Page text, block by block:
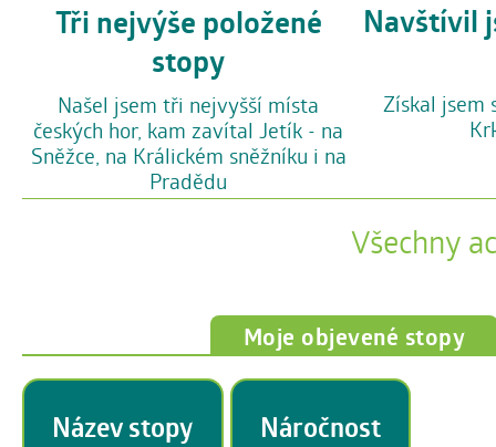
Tři nejvýše položené
stopy
Našel jsem tři nejvyšší místa
českých hor, kam zavítal Jetík - na
Sněžce, na Králickém sněžníku i na
Pradědu
Navštívil
Získal jsem
Všechny
Moje objevené stopy
Název stopy Náročnost